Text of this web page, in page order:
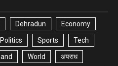
Dehradun Economy
Politics Sports Tech
World अपराध